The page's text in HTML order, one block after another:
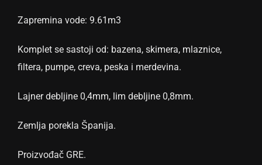
Zapremina vode: 9.61m3
Komplet se sastoji od: bazena, skimera, mlaznice,
filtera, pumpe, creva, peska i merdevina.
Lajner debljine 0,4mm, lim debljine 0,8mm.
Zemlja porekla Španija.
Proizvođač GRE.